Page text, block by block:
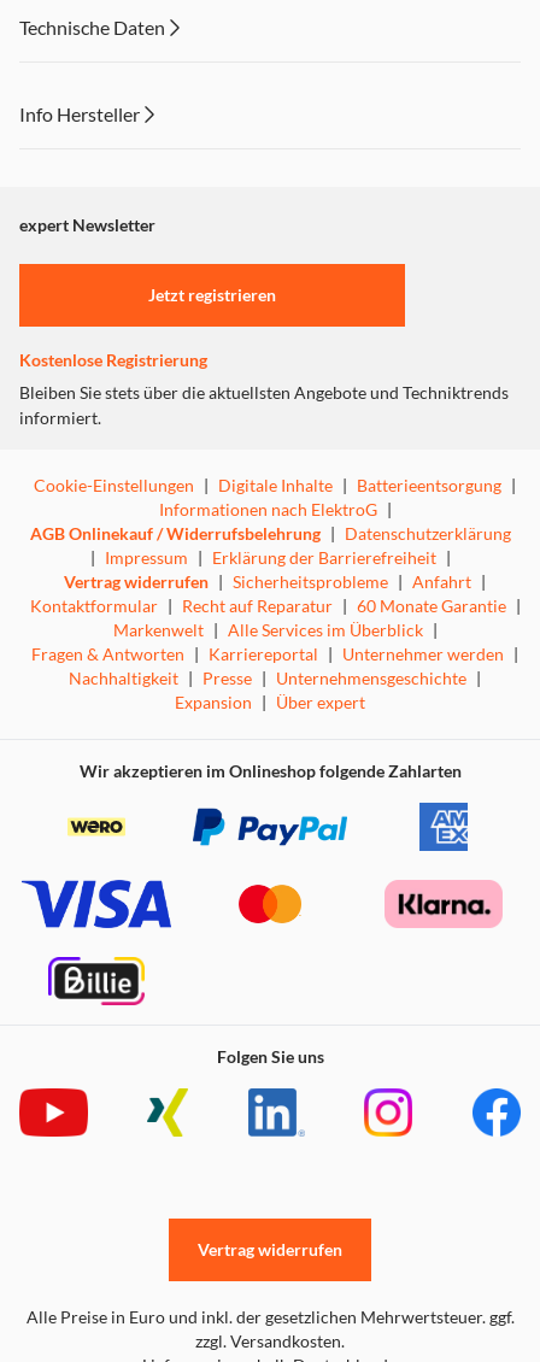
Technische Daten
Info Hersteller
"Marketing".
Einstellungen anpassen
expert Newsletter
Jetzt registrieren
Kostenlose Registrierung
Bleiben Sie stets über die aktuellsten Angebote und Techniktrends
informiert.
Cookie-Einstellungen | Digitale Inhalte | Batterieentsorgung |
Informationen nach ElektroG |
AGB Onlinekauf / Widerrufsbelehrung | Datenschutzerklärung
| Impressum | Erklärung der Barrierefreiheit |
Vertrag widerrufen | Sicherheitsprobleme | Anfahrt |
Kontaktformular | Recht auf Reparatur | 60 Monate Garantie |
Markenwelt | Alle Services im Überblick |
Fragen & Antworten | Karriereportal | Unternehmer werden |
Nachhaltigkeit | Presse | Unternehmensgeschichte |
Expansion | Über expert
Wir akzeptieren im Onlineshop folgende Zahlarten
Folgen Sie uns
Alle Preise in Euro und inkl. der gesetzlichen Mehrwertsteuer. ggf.
zzgl. Versandkosten.
Vertrag widerrufen